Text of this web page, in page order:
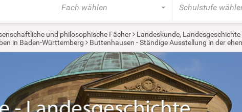
Fach wählen Schulstufe
und philosophische Fächer Landeskunde, Landesgeschichte
in Baden-Württemberg Buttenhausen - Ständige Ausstellung in der